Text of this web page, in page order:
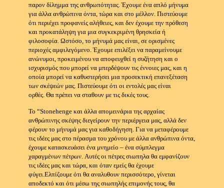
παρον δίλημμα της ανθρωπότητας.Έχουμε ένα απλό μήνυμα
για άλλα ανθρώπινα όντα, τώρα και στο μέλλον. Πιστεύουμε
ότι περιέχει προφανείς αλήθειες, και δεν έχουμε την πρόθεση
και προκατάληψη για μια συγκεκριμένη θρησκεία ή
φιλοσοφία. Ωστόσο, το μήνυμά μας είναι, σε ορισμένες
περιοχές αμφιλεγόμενο.Έχουμε επιλέξει να παραμείνουμε
ανώνυμοι, προκειμένου να αποφευχθεί η συζήτηση και ο
ισχυρισμός που μπορεί να μπερδέψουν τις έννοιες μας, και η
οποία μπορεί να καθυστερήσει μια προσεκτική επανεξέταση
των σκέψεών μας. Πιστεύουμε ότι οι εντολές μας είναι
ορθές. Θα πρέπει να σταθουν με τις δικές τους.
Το “Stonehenge και άλλα απομεινάρια της αρχαίας
ανθρώπινης σκέψης διεγείρουν την περιέργεια μας, αλλά δεν
φέρουν το μήνυμά μας για καθοδήγηση. Για να μεταφέρουμε
τις ιδέες μας στο πέρασμα του χρόνου με άλλα ανθρώπινα όντα,
έχουμε κατασκευάσει ένα μνημείο – ένα σύμπλεγμα
χαραγμένων πέτρων. Αυτές οι πέτρες σιωπηλα θα εμφανίζουν
τις ιδέες μας και τώρα, και όταν εμείς θα έχουμε
φύγει.Ελπίζουμε ότι θα αναλυθουν περισσότερο, γίνεται
αποδεκτό και ότι μέσω της σιωπηλής επιμονής τους, θα